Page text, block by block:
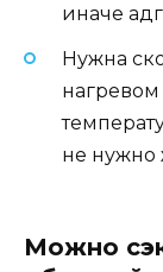
иначе
Нужна
нагревом
не нужно
Можно